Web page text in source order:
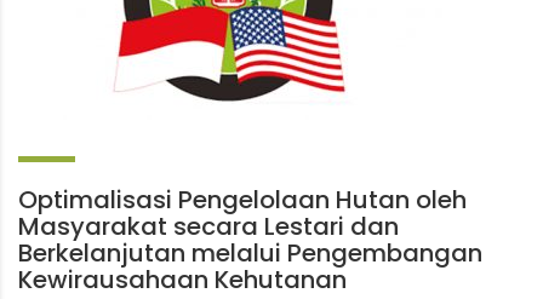
Optimalisasi Pengelolaan Hutan oleh
Masyarakat secara Lestari dan
Berkelanjutan melalui Pengembangan
Kewirausahaan Kehutanan